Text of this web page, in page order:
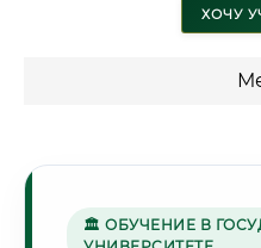
ХОЧУ
🏛 ОБУЧЕНИЕ В